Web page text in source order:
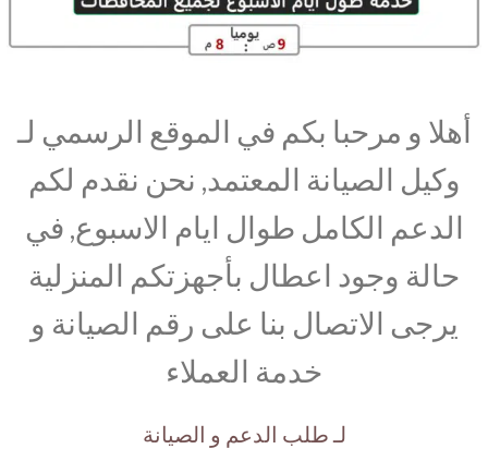
أهلا و مرحبا بكم في الموقع الرسمي لـ
وكيل الصيانة المعتمد, نحن نقدم لكم
الدعم الكامل طوال ايام الاسبوع, في
حالة وجود اعطال بأجهزتكم المنزلية
يرجى الاتصال بنا على رقم الصيانة و
خدمة العملاء
لـ طلب الدعم و الصيانة